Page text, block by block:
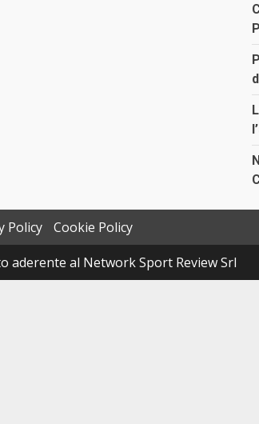
Policy
Cookie Policy
aderente al Network Sport Review Srl